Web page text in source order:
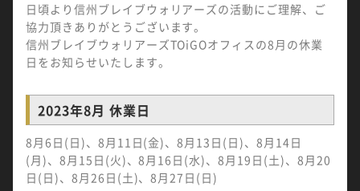
日頃より信州ブレイブウォリアーズの活動にご理解、ご
協力頂きありがとうございます。
信州ブレイブウォリアーズTOiGOオフィスの8月の休業
日をお知らせいたします。
2023年8月 休業日
8月6日(日)、8月11日(金)、8月13日(日)、8月14日
(月)、8月15日(火)、8月16日(水)、8月19日(土)、8月20
日(日)、8月26日(土)、8月27日(日)